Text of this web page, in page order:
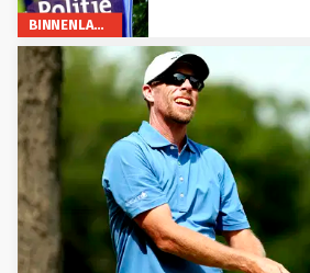
BINNENLAND